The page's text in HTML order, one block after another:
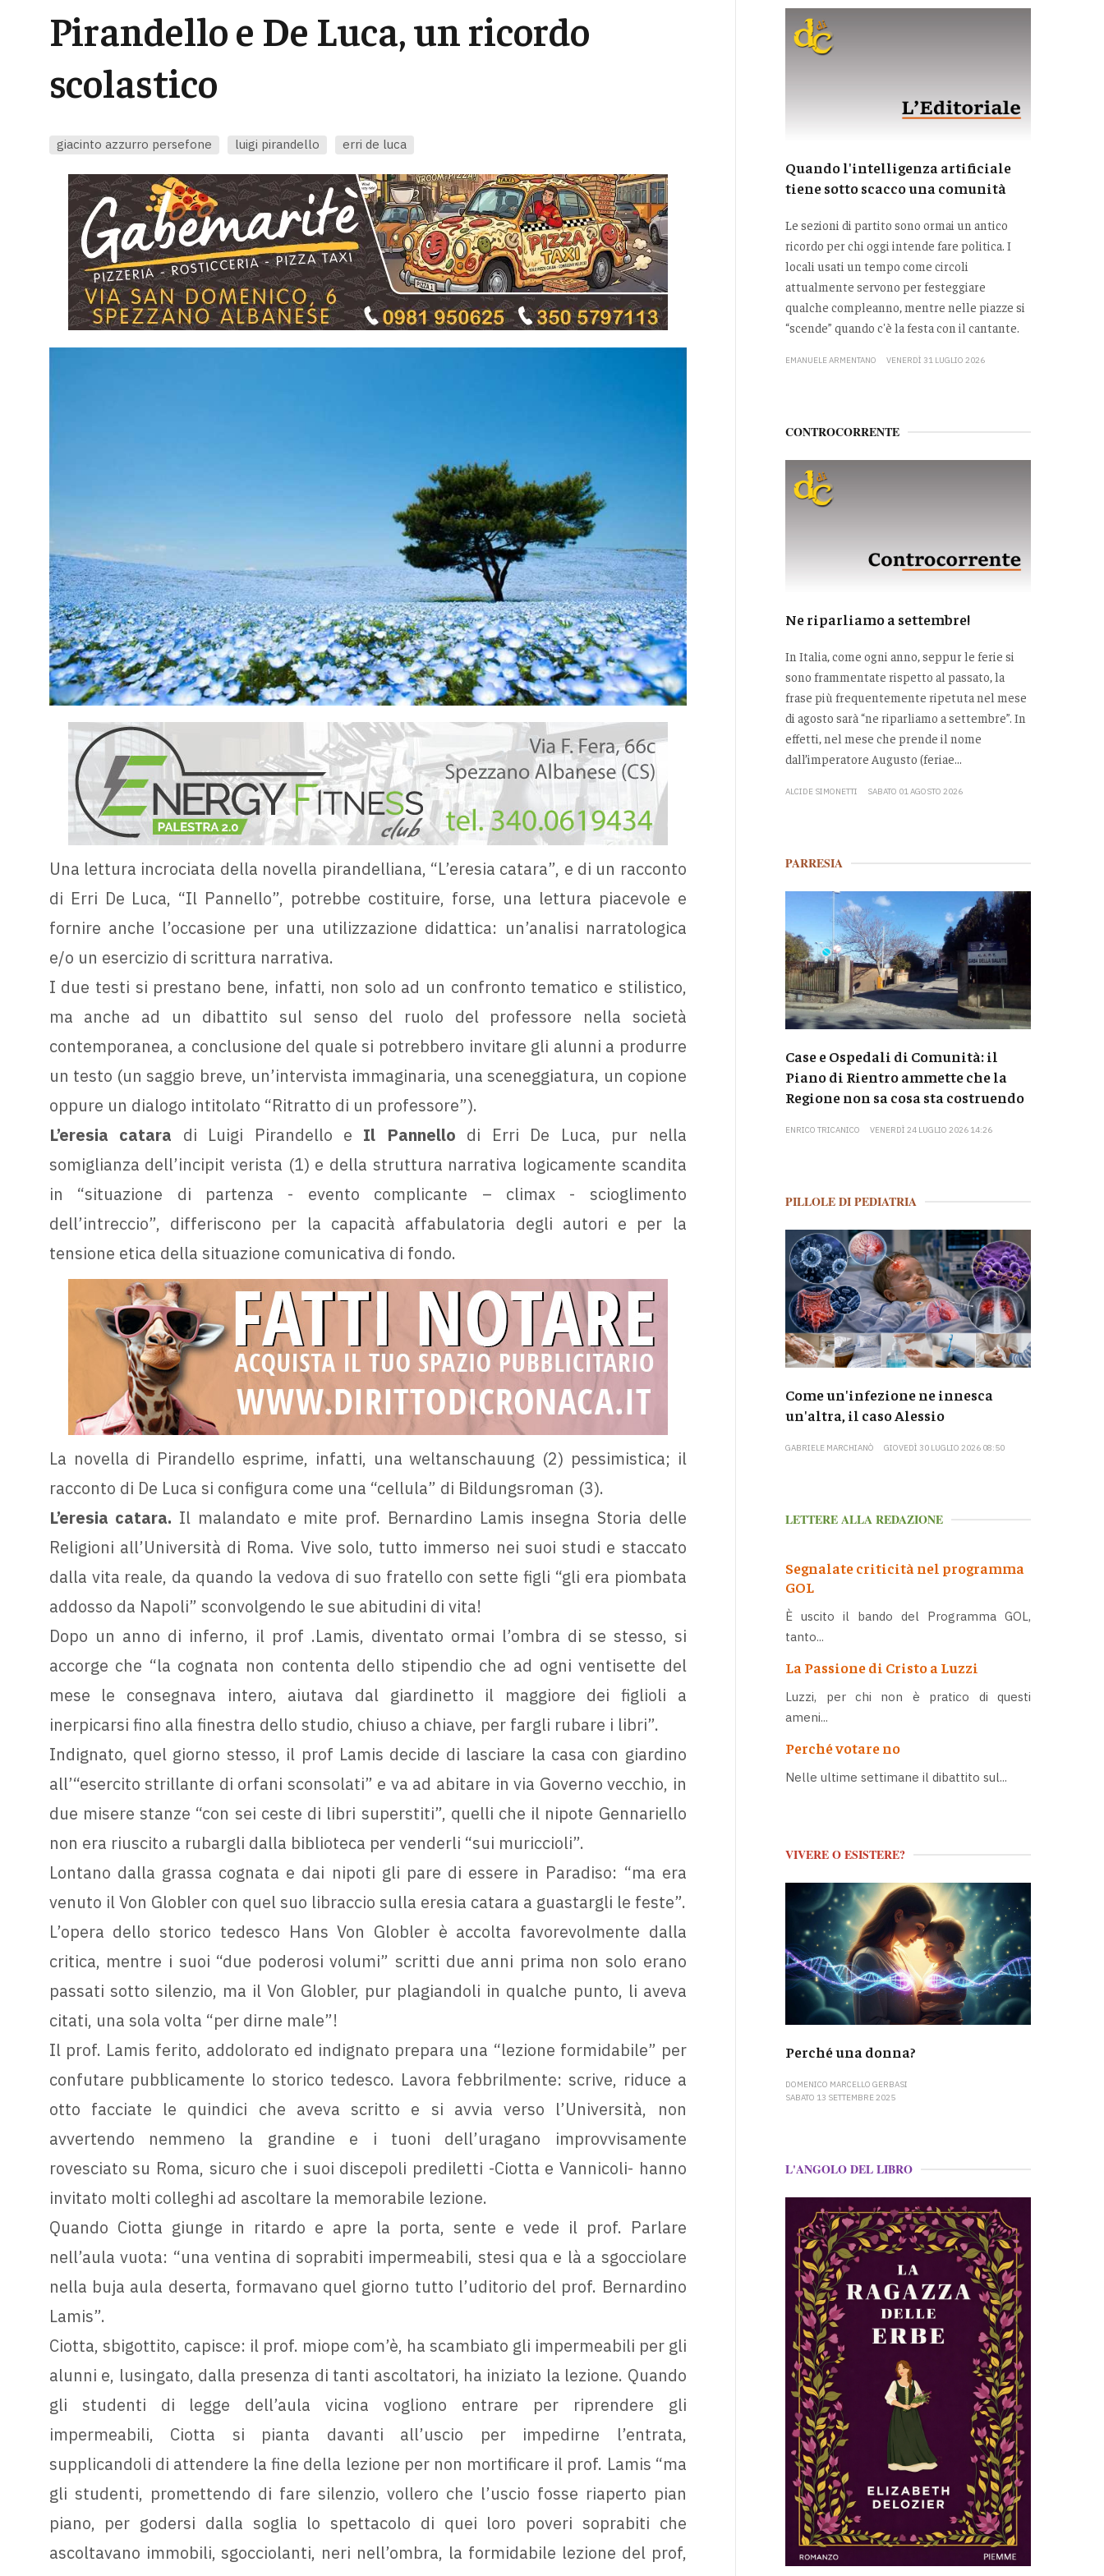
Pirandello e De Luca, un ricordo
scolastico
giacinto azzurro persefone luigi pirandello erri de luca
Una lettura incrociata della novella pirandelliana, “L’eresia catara”, e di un racconto
di Erri De Luca, “Il Pannello”, potrebbe costituire, forse, una lettura piacevole e
fornire anche l’occasione per una utilizzazione didattica: un’analisi narratologica
e/o un esercizio di scrittura narrativa.
I due testi si prestano bene, infatti, non solo ad un confronto tematico e stilistico,
ma anche ad un dibattito sul senso del ruolo del professore nella società
contemporanea, a conclusione del quale si potrebbero invitare gli alunni a produrre
un testo (un saggio breve, un’intervista immaginaria, una sceneggiatura, un copione
oppure un dialogo intitolato “Ritratto di un professore”).
L’eresia catara di Luigi Pirandello e Il Pannello di Erri De Luca, pur nella
somiglianza dell’incipit verista (1) e della struttura narrativa logicamente scandita
in “situazione di partenza - evento complicante – climax - scioglimento
dell’intreccio”, differiscono per la capacità affabulatoria degli autori e per la
tensione etica della situazione comunicativa di fondo.
La novella di Pirandello esprime, infatti, una weltanschauung (2) pessimistica; il
racconto di De Luca si configura come una “cellula” di Bildungsroman (3).
L’eresia catara. Il malandato e mite prof. Bernardino Lamis insegna Storia delle
Religioni all’Università di Roma. Vive solo, tutto immerso nei suoi studi e staccato
dalla vita reale, da quando la vedova di suo fratello con sette figli “gli era piombata
addosso da Napoli” sconvolgendo le sue abitudini di vita!
Dopo un anno di inferno, il prof .Lamis, diventato ormai l’ombra di se stesso, si
accorge che “la cognata non contenta dello stipendio che ad ogni ventisette del
mese le consegnava intero, aiutava dal giardinetto il maggiore dei figlioli a
inerpicarsi fino alla finestra dello studio, chiuso a chiave, per fargli rubare i libri”.
Indignato, quel giorno stesso, il prof Lamis decide di lasciare la casa con giardino
all’“esercito strillante di orfani sconsolati” e va ad abitare in via Governo vecchio, in
due misere stanze “con sei ceste di libri superstiti”, quelli che il nipote Gennariello
non era riuscito a rubargli dalla biblioteca per venderli “sui muriccioli”.
Lontano dalla grassa cognata e dai nipoti gli pare di essere in Paradiso: “ma era
venuto il Von Globler con quel suo libraccio sulla eresia catara a guastargli le feste”.
L’opera dello storico tedesco Hans Von Globler è accolta favorevolmente dalla
critica, mentre i suoi “due poderosi volumi” scritti due anni prima non solo erano
passati sotto silenzio, ma il Von Globler, pur plagiandoli in qualche punto, li aveva
citati, una sola volta “per dirne male”!
Il prof. Lamis ferito, addolorato ed indignato prepara una “lezione formidabile” per
confutare pubblicamente lo storico tedesco. Lavora febbrilmente: scrive, riduce a
otto facciate le quindici che aveva scritto e si avvia verso l’Università, non
avvertendo nemmeno la grandine e i tuoni dell’uragano improvvisamente
rovesciato su Roma, sicuro che i suoi discepoli prediletti -Ciotta e Vannicoli- hanno
invitato molti colleghi ad ascoltare la memorabile lezione.
Quando Ciotta giunge in ritardo e apre la porta, sente e vede il prof. Parlare
nell’aula vuota: “una ventina di soprabiti impermeabili, stesi qua e là a sgocciolare
nella buja aula deserta, formavano quel giorno tutto l’uditorio del prof. Bernardino
Lamis”.
Ciotta, sbigottito, capisce: il prof. miope com’è, ha scambiato gli impermeabili per gli
alunni e, lusingato, dalla presenza di tanti ascoltatori, ha iniziato la lezione. Quando
gli studenti di legge dell’aula vicina vogliono entrare per riprendere gli
impermeabili, Ciotta si pianta davanti all’uscio per impedirne l’entrata,
supplicandoli di attendere la fine della lezione per non mortificare il prof. Lamis “ma
gli studenti, promettendo di fare silenzio, vollero che l’uscio fosse riaperto pian
piano, per godersi dalla soglia lo spettacolo di quei loro poveri soprabiti che
ascoltavano immobili, sgocciolanti, neri nell’ombra, la formidabile lezione del prof,
Quando l'intelligenza artificiale
tiene sotto scacco una comunità
Le sezioni di partito sono ormai un antico
ricordo per chi oggi intende fare politica. I
locali usati un tempo come circoli
attualmente servono per festeggiare
qualche compleanno, mentre nelle piazze si
“scende” quando c'è la festa con il cantante.
EMANUELE ARMENTANO VENERDÌ 31 LUGLIO 2026
CONTROCORRENTE
Ne riparliamo a settembre!
In Italia, come ogni anno, seppur le ferie si
sono frammentate rispetto al passato, la
frase più frequentemente ripetuta nel mese
di agosto sarà “ne riparliamo a settembre”. In
effetti, nel mese che prende il nome
dall’imperatore Augusto (feriae...
ALCIDE SIMONETTI SABATO 01 AGOSTO 2026
PARRESIA
Case e Ospedali di Comunità: il
Piano di Rientro ammette che la
Regione non sa cosa sta costruendo
ENRICO TRICANICO VENERDÌ 24 LUGLIO 2026 14:26
PILLOLE DI PEDIATRIA
Come un'infezione ne innesca
un'altra, il caso Alessio
GABRIELE MARCHIANÒ GIOVEDÌ 30 LUGLIO 2026 08:50
LETTERE ALLA REDAZIONE
Segnalate criticità nel programma
GOL
È uscito il bando del Programma GOL,
tanto...
La Passione di Cristo a Luzzi
Luzzi, per chi non è pratico di questi
ameni...
Perché votare no
Nelle ultime settimane il dibattito sul...
VIVERE O ESISTERE?
Perché una donna?
DOMENICO MARCELLO GERBASI
SABATO 13 SETTEMBRE 2025
L'ANGOLO DEL LIBRO